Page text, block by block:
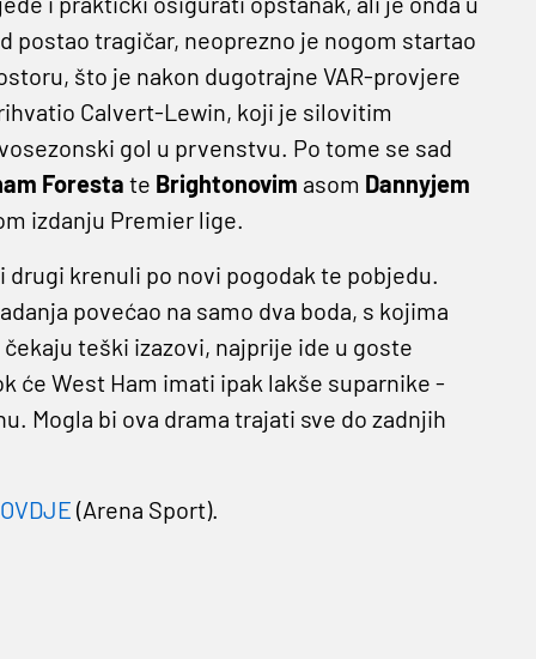
postao tragičar, neoprezno je nogom startao
što je nakon dugotrajne VAR-provjere
Calvert-Lewin, koji je silovitim
gol u prvenstvu. Po tome se sad
Foresta te Brightonovim asom Dannyjem
izdanju Premier lige.
krenuli po novi pogodak te pobjedu.
povećao na samo dva boda, s kojima
teški izazovi, najprije ide u goste
će West Ham imati ipak lakše suparnike -
Mogla bi ova drama trajati sve do zadnjih
OVDJE (Arena Sport).